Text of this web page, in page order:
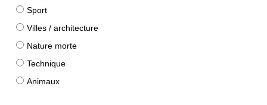
Sport
Villes / architecture
Nature morte
Technique
Animaux